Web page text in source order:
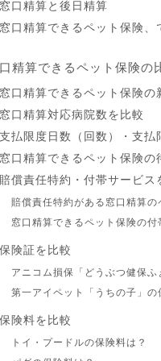
口精算と後日精算
口精算できるペット保険、
精算できるペット保険の
口精算できるペット保険の
口精算対応病院数を比較
払限度日数（回数）・支払
口精算できるペット保険の
償責任特約・付帯サービス
賠償責任特約がある窓口精算の
窓口精算できるペット保険の付
険証を比較
アニコム損保「どうぶつ健保ふ
第一アイペット「うちの子」の
険料を比較
トイ・プードルの保険料は？